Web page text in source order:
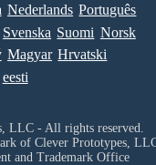
Nederlands Português
Svenska Suomi Norsk
Magyar Hrvatski
eesti
LLC - All rights reserved.
of Clever Prototypes,
and Trademark Office